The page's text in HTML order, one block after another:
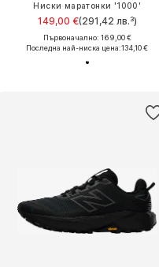
Ниски маратонки '1000'
149,00 €(291,42 лв.³)
Първоначално: 169,00 €
Последна най-ниска цена:134,10 €